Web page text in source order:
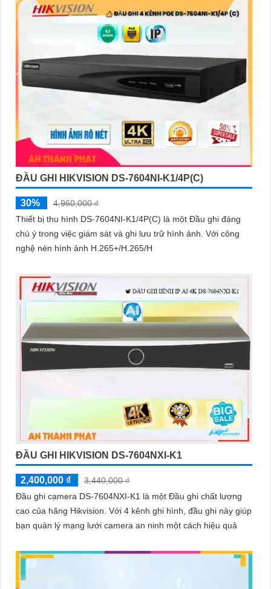
ĐẦU GHI HIKVISION DS-7604NI-K1/4P(C)
30%
4,960,000 ₫
Thiết bị thu hình DS-7604NI-K1/4P(C) là một Đầu ghi đáng
chú ý trong việc giám sát và ghi lưu trữ hình ảnh. Với công
nghệ nén hình ảnh H.265+/H.265/H
ĐẦU GHI HIKVISION DS-7604NXI-K1
2,400,000 ₫
3,440,000 ₫
Đầu ghi camera DS-7604NXI-K1 là một Đầu ghi chất lượng
cao của hãng Hikvision. Với 4 kênh ghi hình, đầu ghi này giúp
bạn quản lý mạng lưới camera an ninh một cách hiệu quả